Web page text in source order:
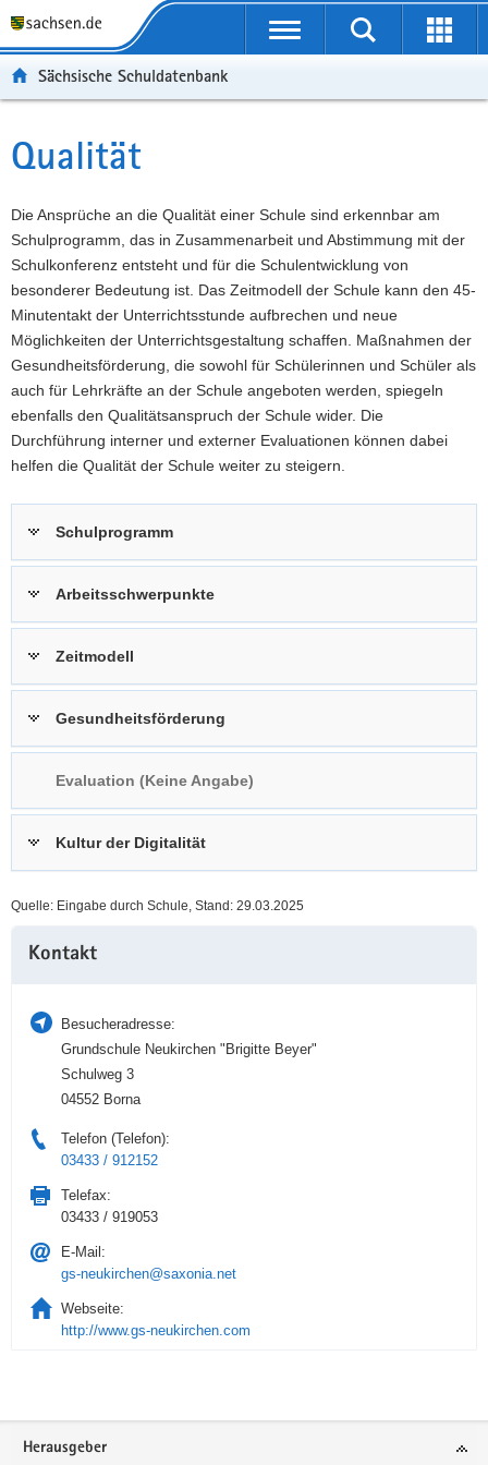
t
ü
e
r
g
r
e
i
f
e
n
d
e
i
g
o
n
r
l
a
v
i
g
a
t
i
o
n
a
t
n
h
a
l
t
W
t
r
e
I
n
f
o
r
m
a
t
i
r
i
c
e
Portalübergreifende
Suche
Sächsische Schuldatenbank
Hauptinhalt
Qualität
Die Ansprüche an die Qualität einer Schule sind erkennbar am
Schulprogramm, das in Zusammenarbeit und Abstimmung mit der
Schulkonferenz entsteht und für die Schulentwicklung von
besonderer Bedeutung ist. Das Zeitmodell der Schule kann den 45-
Minutentakt der Unterrichtsstunde aufbrechen und neue
Möglichkeiten der Unterrichtsgestaltung schaffen. Maßnahmen der
Gesundheitsförderung, die sowohl für Schülerinnen und Schüler als
auch für Lehrkräfte an der Schule angeboten werden, spiegeln
ebenfalls den Qualitätsanspruch der Schule wider. Die
Durchführung interner und externer Evaluationen können dabei
helfen die Qualität der Schule weiter zu steigern.
Schulprogramm
Arbeitsschwerpunkte
Zeitmodell
Gesundheitsförderung
Evaluation (Keine Angabe)
Kultur der Digitalität
Quelle: Eingabe durch Schule, Stand: 29.03.2025
Information
Kontakt
Besucheradresse:
Grundschule Neukirchen "Brigitte Beyer"
Schulweg 3
04552 Borna
Telefon (Telefon):
03433 / 912152
Telefax:
03433 / 919053
E-Mail:
gs-neukirchen@saxonia.net
Webseite:
http://www.gs-neukirchen.com
Service
Herausgeber